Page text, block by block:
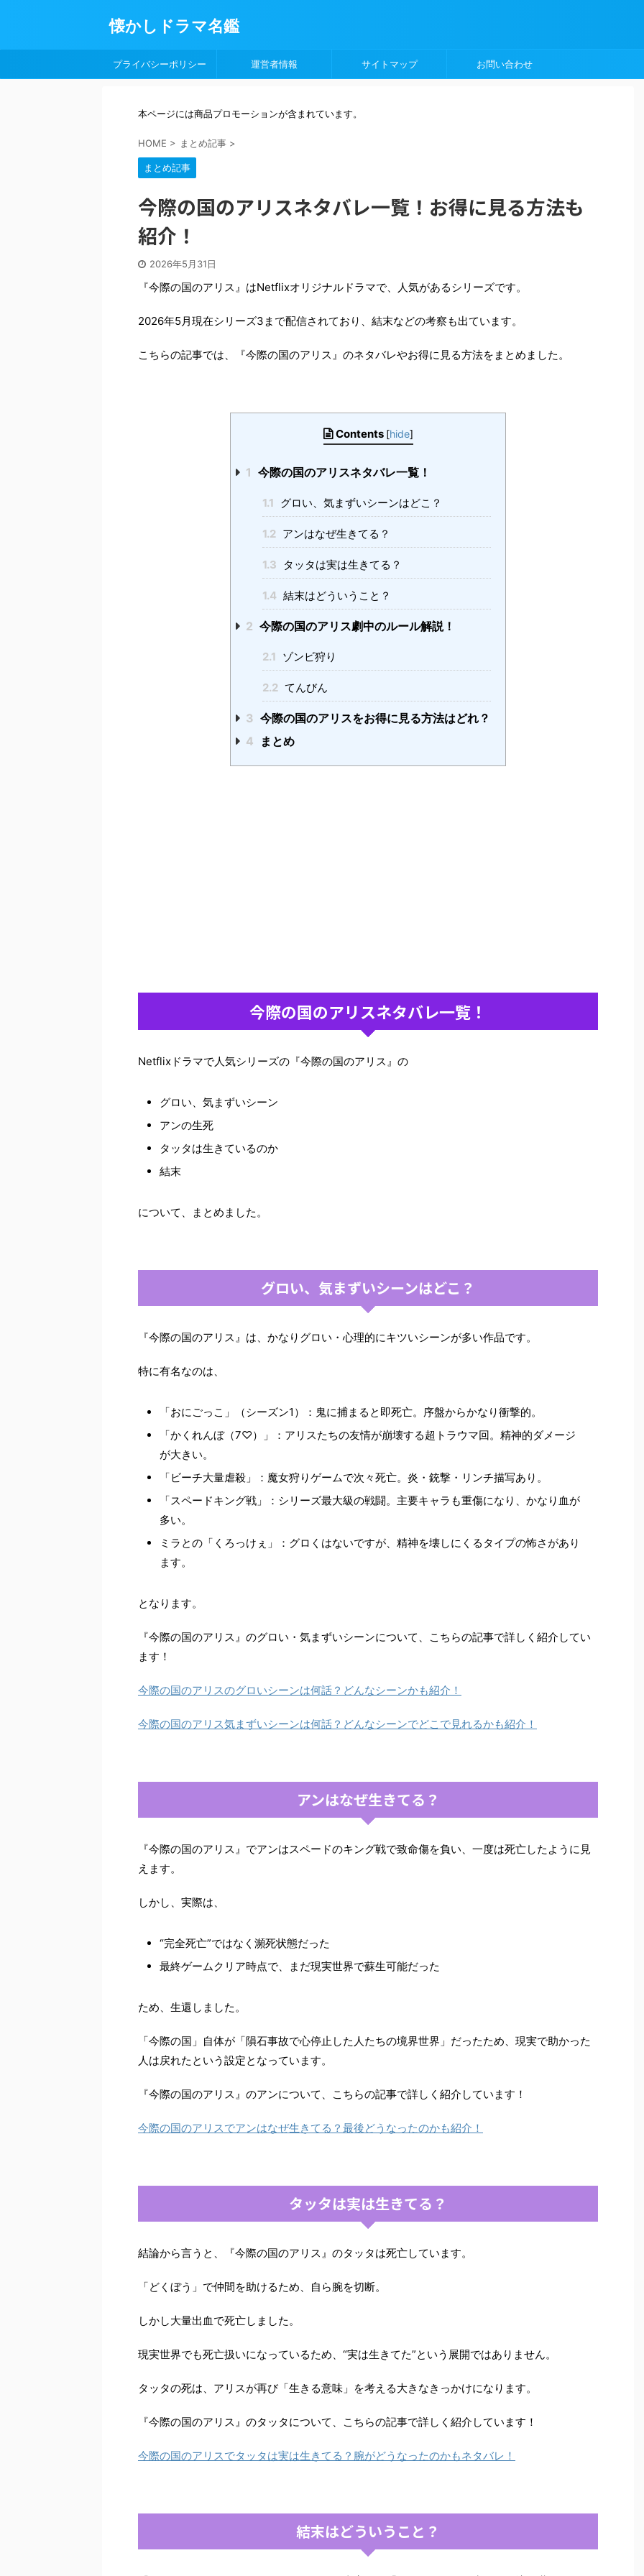
懐かしドラマ名鑑
プライバシーポリシー 運営者情報 サイトマップ お問い合わせ
本ページには商品プロモーションが含まれています。
HOME > まとめ記事 >
まとめ記事
今際の国のアリスネタバレ一覧！お得に見る方法も
紹介！
2026年5月31日
『今際の国のアリス』はNetflixオリジナルドラマで、人気があるシリーズです。
2026年5月現在シリーズ3まで配信されており、結末などの考察も出ています。
こちらの記事では、『今際の国のアリス』のネタバレやお得に見る方法をまとめました。
Contents [hide]
1 今際の国のアリスネタバレ一覧！
1.1 グロい、気まずいシーンはどこ？
1.2 アンはなぜ生きてる？
1.3 タッタは実は生きてる？
1.4 結末はどういうこと？
2 今際の国のアリス劇中のルール解説！
2.1 ゾンビ狩り
2.2 てんびん
3 今際の国のアリスをお得に見る方法はどれ？
4
まとめ
今際の国のアリスネタバレ一覧！
Netflixドラマで人気シリーズの『今際の国のアリス』の
グロい、気まずいシーン
アンの生死
タッタは生きているのか
結末
について、まとめました。
グロい、気まずいシーンはどこ？
『今際の国のアリス』は、かなりグロい・心理的にキツいシーンが多い作品です。
特に有名なのは、
「おにごっこ」（シーズン1）：鬼に捕まると即死亡。序盤からかなり衝撃的。
「かくれんぼ（7♡）」：アリスたちの友情が崩壊する超トラウマ回。精神的ダメージ
が大きい。
「ビーチ大量虐殺」：魔女狩りゲームで次々死亡。炎・銃撃・リンチ描写あり。
「スペードキング戦」：シリーズ最大級の戦闘。主要キャラも重傷になり、かなり血が
多い。
ミラとの「くろっけぇ」：グロくはないですが、精神を壊しにくるタイプの怖さがあり
ます。
となります。
『今際の国のアリス』のグロい・気まずいシーンについて、こちらの記事で詳しく紹介してい
ます！
今際の国のアリスのグロいシーンは何話？どんなシーンかも紹介！
今際の国のアリス気まずいシーンは何話？どんなシーンでどこで見れるかも紹介！
アンはなぜ生きてる？
『今際の国のアリス』でアンはスペードのキング戦で致命傷を負い、一度は死亡したように見
えます。
しかし、実際は、
“完全死亡”ではなく瀕死状態だった
最終ゲームクリア時点で、まだ現実世界で蘇生可能だった
ため、生還しました。
「今際の国」自体が「隕石事故で心停止した人たちの境界世界」だったため、現実で助かった
人は戻れたという設定となっています。
『今際の国のアリス』のアンについて、こちらの記事で詳しく紹介しています！
今際の国のアリスでアンはなぜ生きてる？最後どうなったのかも紹介！
タッタは実は生きてる？
結論から言うと、『今際の国のアリス』のタッタは死亡しています。
「どくぼう」で仲間を助けるため、自ら腕を切断。
しかし大量出血で死亡しました。
現実世界でも死亡扱いになっているため、“実は生きてた”という展開ではありません。
タッタの死は、アリスが再び「生きる意味」を考える大きなきっかけになります。
『今際の国のアリス』のタッタについて、こちらの記事で詳しく紹介しています！
今際の国のアリスでタッタは実は生きてる？腕がどうなったのかもネタバレ！
結末はどういうこと？